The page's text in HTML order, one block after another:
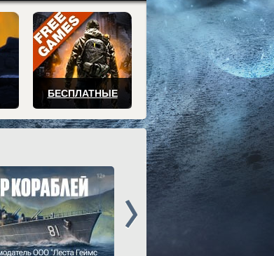
БЕСПЛАТНЫЕ